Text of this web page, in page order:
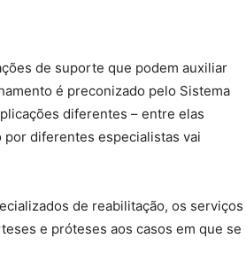
de suporte que podem auxiliar
é preconizado pelo Sistema
diferentes – entre elas
diferentes especialistas vai
de reabilitação, os serviços
e próteses aos casos em que se